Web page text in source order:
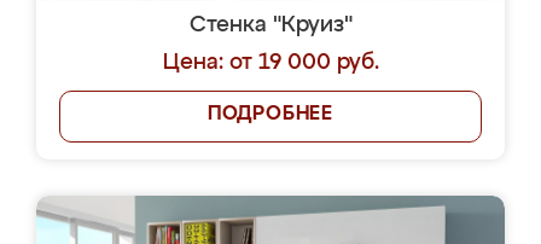
Стенка "Круиз"
Цена: от 19 000 руб.
ПОДРОБНЕЕ